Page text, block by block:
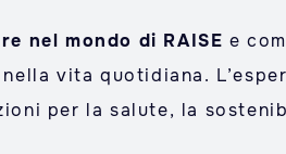
nel mondo di RAISE e
vita quotidiana.
per la salute, la